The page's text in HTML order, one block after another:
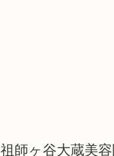
祖師ヶ谷大蔵美